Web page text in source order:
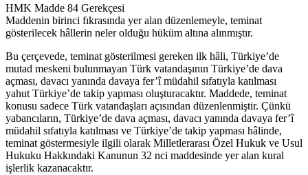
HMK Madde 84 Gerekçesi
Maddenin birinci fıkrasında yer alan düzenlemeyle, teminat
gösterilecek hâllerin neler olduğu hüküm altına alınmıştır.
Bu çerçevede, teminat gösterilmesi gereken ilk hâli, Türkiye’de
mutad meskeni bulunmayan Türk vatandaşının Türkiye’de dava
açması, davacı yanında davaya fer’î müdahil sıfatıyla katılması
yahut Türkiye’de takip yapması oluşturacaktır. Maddede, teminat
konusu sadece Türk vatandaşları açısından düzenlenmiştir. Çünkü
yabancıların, Türkiye’de dava açması, davacı yanında davaya fer’î
müdahil sıfatıyla katılması ve Türkiye’de takip yapması hâlinde,
teminat göstermesiyle ilgili olarak Milletlerarası Özel Hukuk ve Usul
Hukuku Hakkındaki Kanunun 32 nci maddesinde yer alan kural
işlerlik kazanacaktır.